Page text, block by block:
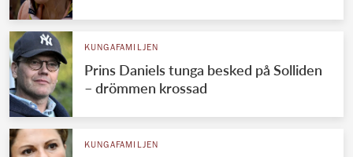
KUNGAFAMILJEN
Prins Daniels tunga besked på Solliden
– drömmen krossad
KUNGAFAMILJEN